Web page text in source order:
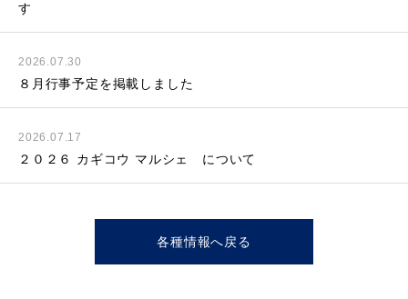
す
2026.07.30
８月行事予定を掲載しました
2026.07.17
２０２６ カギコウ マルシェ について
各種情報へ戻る